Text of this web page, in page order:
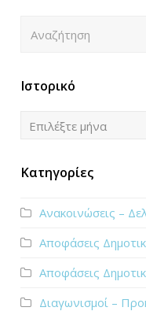
Ιστορικό
Ιστορικό
Επιλέξτε μήνα
Κατηγορίες
Ανακοινώσεις –
Αποφάσεις
Αποφάσεις
Διαγωνισμοί –